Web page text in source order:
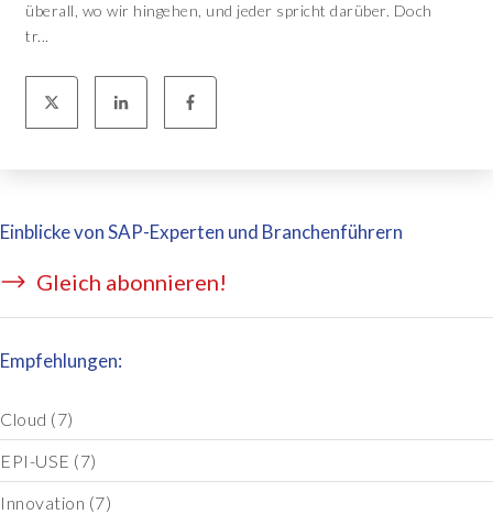
überall, wo wir hingehen, und jeder spricht darüber. Doch
tr...
Einblicke von SAP-Experten und Branchenführern
Gleich abonnieren!
Empfehlungen:
Cloud (7)
EPI-USE (7)
Innovation (7)